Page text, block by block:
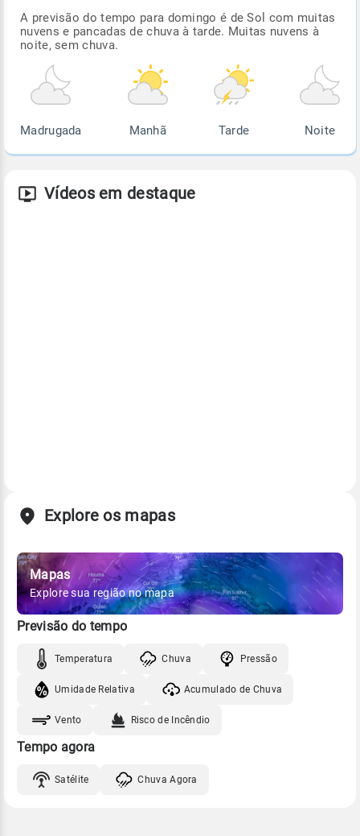
A previsão do tempo para domingo é de Sol com muitas
nuvens e pancadas de chuva à tarde. Muitas nuvens à
noite, sem chuva.
Madrugada Manhã Tarde Noite
Vídeos em destaque
Explore os mapas
Mapas
Explore sua região no mapa
Previsão do tempo
Temperatura Chuva Pressão
Umidade Relativa Acumulado de Chuva
Vento Risco de Incêndio
Tempo agora
Satélite Chuva Agora